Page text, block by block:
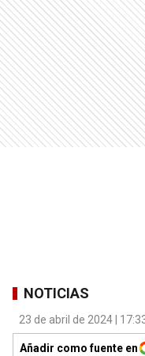
NOTICIAS
23 de abril de 2024 |
Añadir como fuente en